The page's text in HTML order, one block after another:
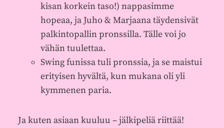
kisan korkein taso!) nappasimme
hopeaa, ja Juho & Marjaana täydensivät
palkintopallin pronssilla. Tälle voi jo
vähän tuulettaa.
Swing funissa tuli pronssia, ja se maistui
erityisen hyvältä, kun mukana oli yli
kymmenen paria.
Ja kuten asiaan kuuluu – jälkipeliä riittää!